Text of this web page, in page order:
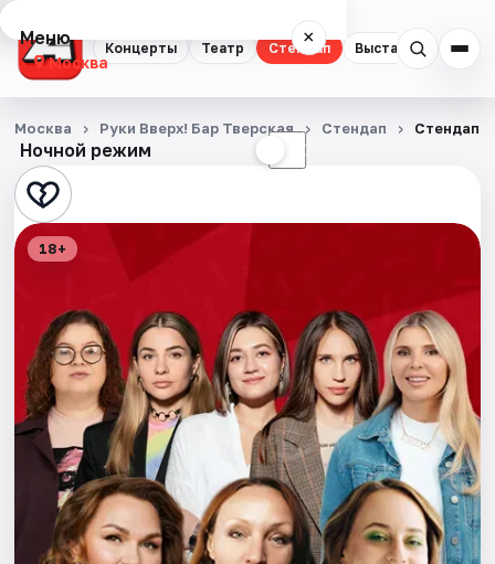
Концерты Театр Стендап Выставки
Меню ×
Москва
Концерты
Театр
Стендап
Квесты
Экскурсии
Спорт
События
Города
Ночной режим ☾
Москва Руки Вверх! Бар Тверская Стендап Стендап
18+